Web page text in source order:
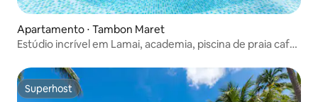
Apartamento ⋅ Tambon Maret
Estúdio incrível em Lamai, academia, piscina de praia café
Superhost
Superhost